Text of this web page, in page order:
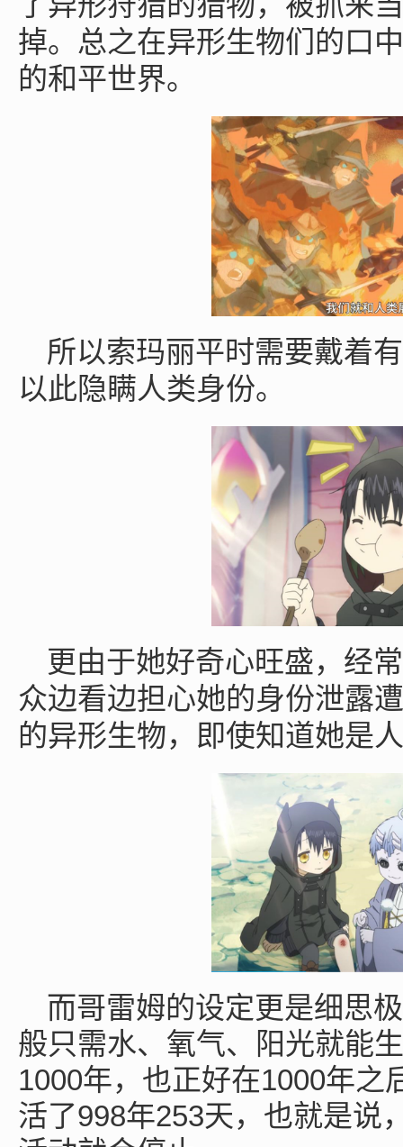
掉。总之在异形生物们的口
的和平世界。
所以索玛丽平时需要戴着
以此隐瞒人类身份。
更由于她好奇心旺盛，经
众边看边担心她的身份泄露
的异形生物，即使知道她是
而哥雷姆的设定更是细思
般只需水、氧气、阳光就能
1000年，也正好在1000年之
活了998年253天，也就是说